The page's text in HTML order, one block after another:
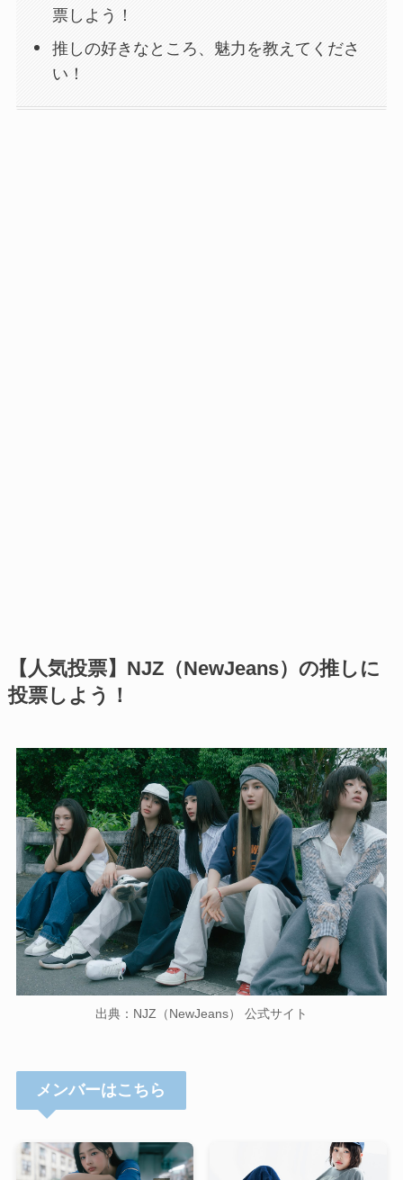
票しよう！
推しの好きなところ、魅力を教えてくださ
い！
【人気投票】NJZ（NewJeans）の推しに
投票しよう！
出典：NJZ（NewJeans） 公式サイト
メンバーはこちら